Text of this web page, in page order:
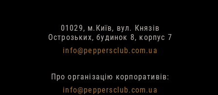
01029, м.Київ, вул. Князів
Острозьких, будинок 8, корпус 7
info@peppersclub.com.ua
Про організацію корпоративів:
info@peppersclub.com.ua